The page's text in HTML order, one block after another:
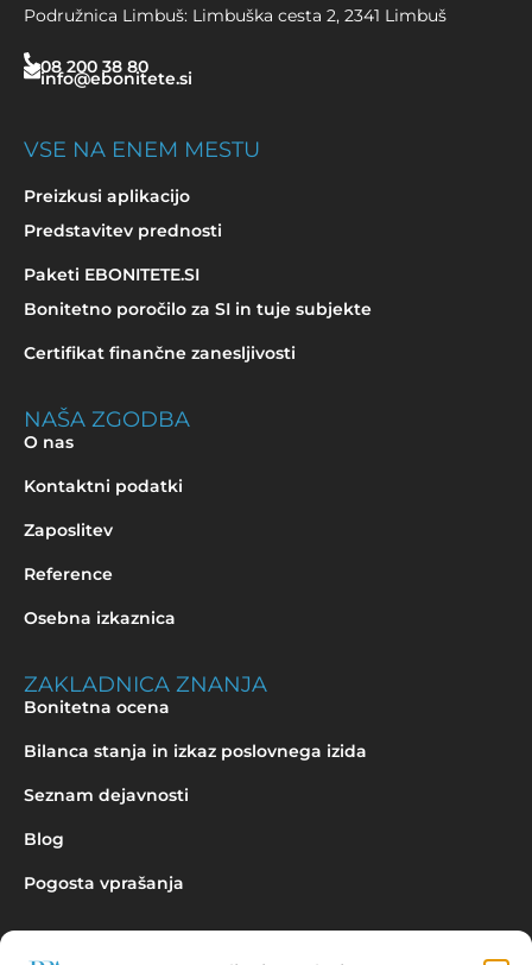
Podružnica Limbuš: Limbuška cesta 2, 2341 Limbuš
08 200 38 80
info@ebonitete.si
VSE NA ENEM MESTU
Preizkusi aplikacijo
Predstavitev prednosti
Paketi EBONITETE.SI
Bonitetno poročilo za SI in tuje subjekte
Certifikat finančne zanesljivosti
NAŠA ZGODBA
O nas
Kontaktni podatki
Zaposlitev
Reference
Osebna izkaznica
ZAKLADNICA ZNANJA
Bonitetna ocena
Bilanca stanja in izkaz poslovnega izida
Seznam dejavnosti
Blog
Pogosta vprašanja